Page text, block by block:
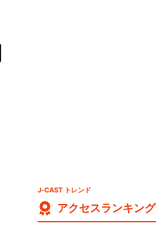
J-CAST トレンド
アクセスランキング